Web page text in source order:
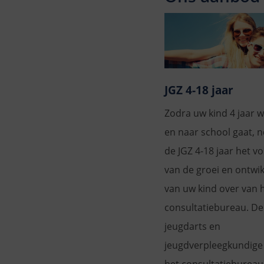
JGZ 4-18 jaar
Zodra uw kind 4 jaar
en naar school gaat,
de JGZ 4-18 jaar het
van de groei en
van uw kind over van
consultatiebureau. De
jeugdarts en
jeugdverpleegkundige